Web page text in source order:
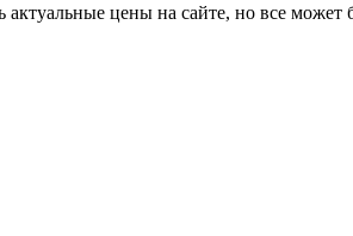
цены на сайте, но все